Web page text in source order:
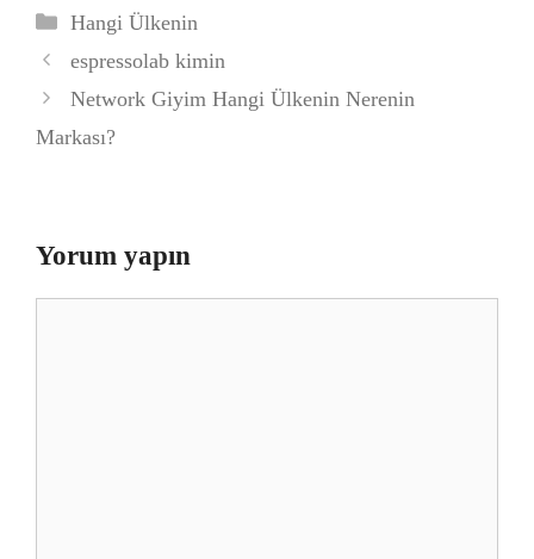
Kategoriler
Hangi Ülkenin
espressolab kimin
Network Giyim Hangi Ülkenin Nerenin
Markası?
Yorum yapın